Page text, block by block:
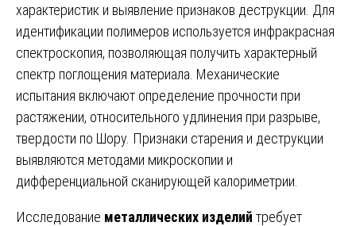
характеристик и выявление признаков деструкции. Для
идентификации полимеров используется инфракрасная
спектроскопия, позволяющая получить характерный
спектр поглощения материала. Механические
испытания включают определение прочности при
растяжении, относительного удлинения при разрыве,
твердости по Шору. Признаки старения и деструкции
выявляются методами микроскопии и
дифференциальной сканирующей калориметрии.
Исследование металлических изделий требует